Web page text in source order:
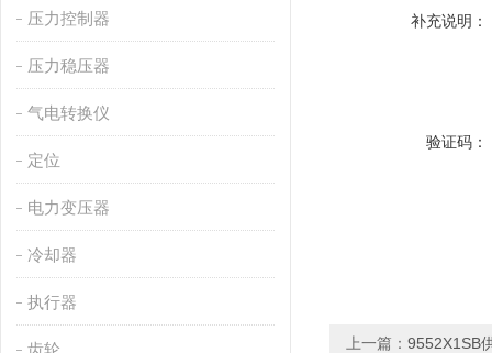
压力控制器
压力稳压器
气电转换仪
定位
电力变压器
冷却器
执行器
齿轮
补充说明：
验证码：
上一篇： 9552X1SB